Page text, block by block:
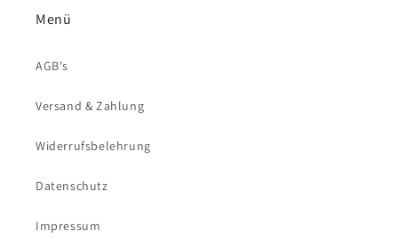
Menü
AGB's
Versand & Zahlung
Widerrufsbelehrung
Datenschutz
Impressum